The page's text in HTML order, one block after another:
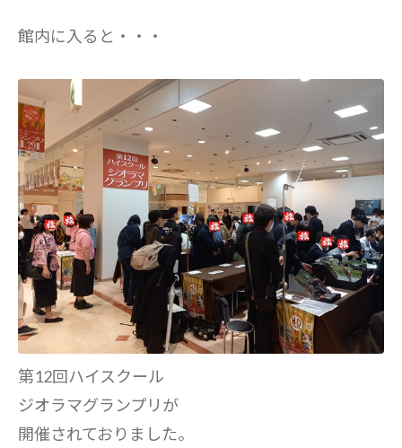
館内に入ると・・・
第12回ハイスクール
ジオラマグランプリが
開催されておりました。